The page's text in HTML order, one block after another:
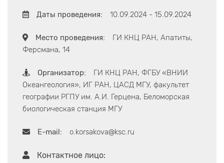
Даты проведения: 10.09.2024 - 15.09.2024
Место проведения:
ГИ КНЦ РАН, Апатиты,
Ферсмана, 14
Организатор:
ГИ КНЦ РАН, ФГБУ «ВНИИ
Океангеология», ИГ РАН, ЦАСД МГУ, факультет
географии РГПУ им. А.И. Герцена, Беломорская
биологическая станция МГУ
E-mail: o.korsakova@ksc.ru
Контактное лицо: